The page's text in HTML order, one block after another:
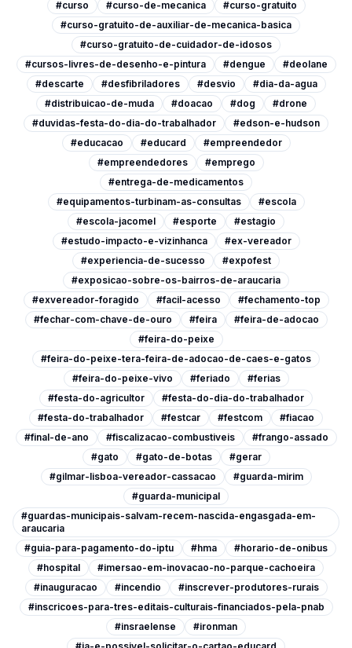
#curso
#curso-de-mecanica
#curso-gratuito
#curso-gratuito-de-auxiliar-de-mecanica-basica
#curso-gratuito-de-cuidador-de-idosos
#cursos-livres-de-desenho-e-pintura
#dengue
#deolane
#descarte
#desfibriladores #desvio
#dia-da-agua
#distribuicao-de-muda
#doacao #dog
#drone
#duvidas-festa-do-dia-do-trabalhador
#edson-e-hudson
#educacao
#educard
#empreendedor
#empreendedores
#emprego
#entrega-de-medicamentos
#equipamentos-turbinam-as-consultas
#escola
#escola-jacomel
#esporte
#estagio
#estudo-impacto-e-vizinhanca
#ex-vereador
#experiencia-de-sucesso
#expofest
#exposicao-sobre-os-bairros-de-araucaria
#exvereador-foragido
#facil-acesso
#fechamento-top
#fechar-com-chave-de-ouro
#feira
#feira-de-adocao
#feira-do-peixe
#feira-do-peixe-tera-feira-de-adocao-de-caes-e-gatos
#feira-do-peixe-vivo
#feriado
#ferias
#festa-do-agricultor
#festa-do-dia-do-trabalhador
#festa-do-trabalhador
#festcar #festcom
#fiacao
#final-de-ano
#fiscalizacao-combustiveis
#frango-assado
#gato
#gato-de-botas
#gerar
#gilmar-lisboa-vereador-cassacao
#guarda-mirim
#guarda-municipal
#guardas-municipais-salvam-recem-nascida-engasgada-em-
araucaria
#guia-para-pagamento-do-iptu
#hma
#horario-de-onibus
#hospital
#imersao-em-inovacao-no-parque-cachoeira
#inauguracao
#incendio
#inscrever-produtores-rurais
#inscricoes-para-tres-editais-culturais-financiados-pela-pnab
#insraelense
#ironman